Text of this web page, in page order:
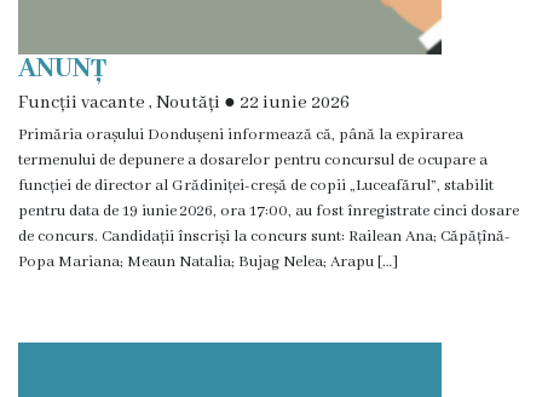
și
adeverințelor
Eliberarea
autorizațiilor
ANUNȚ
Funcții vacante , Noutăți ● 22 iunie 2026
Primăria orașului Dondușeni informează că, până la expirarea
termenului de depunere a dosarelor pentru concursul de ocupare a
funcției de director al Grădiniței-creșă de copii „Luceafărul”, stabilit
pentru data de 19 iunie 2026, ora 17:00, au fost înregistrate cinci dosare
de concurs. Candidații înscriși la concurs sunt: Railean Ana; Căpățînă-
Popa Mariana; Meaun Natalia; Bujag Nelea; Arapu […]